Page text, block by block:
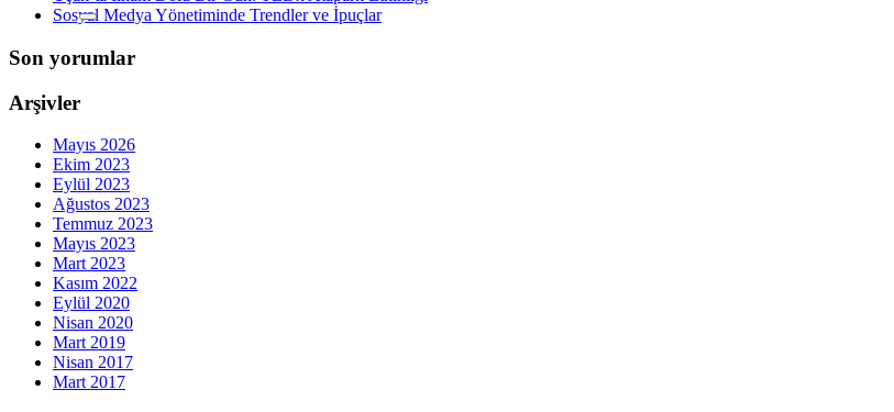
Sosyal Medya Yönetiminde Trendler ve İpuçlar
Son yorumlar
Arşivler
Mayıs 2026
Ekim 2023
Eylül 2023
Ağustos 2023
Temmuz 2023
Mayıs 2023
Mart 2023
Kasım 2022
Eylül 2020
Nisan 2020
Mart 2019
Nisan 2017
Mart 2017